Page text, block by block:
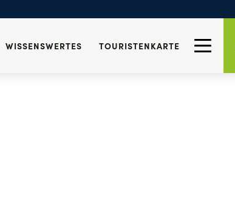
WISSENSWERTES TOURISTENKARTE